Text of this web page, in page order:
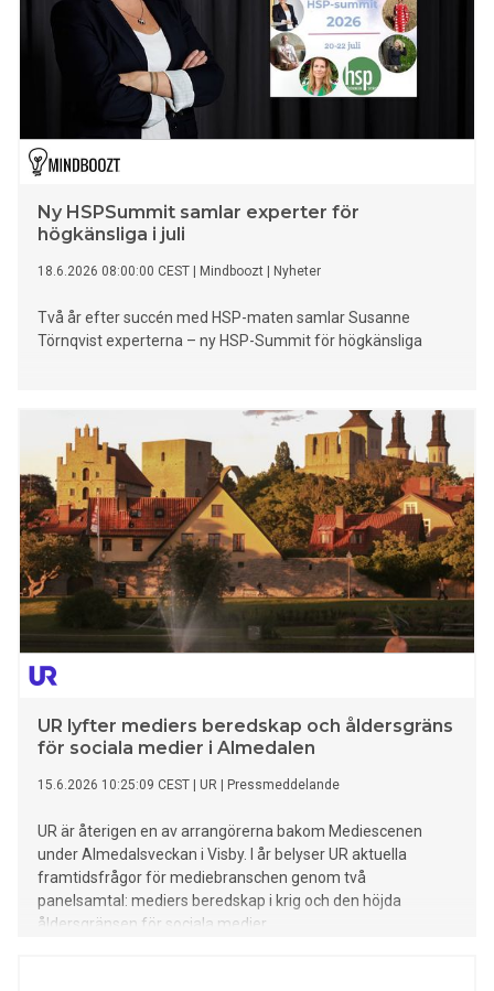
Ny HSPSummit samlar experter för
högkänsliga i juli
18.6.2026 08:00:00 CEST Mindboozt Nyheter
Två år efter succén med HSP-maten samlar Susanne
Törnqvist experterna – ny HSP-Summit för högkänsliga
UR lyfter mediers beredskap och åldersgräns
för sociala medier i Almedalen
15.6.2026 10:25:09 CEST UR Pressmeddelande
UR är återigen en av arrangörerna bakom Mediescenen
under Almedalsveckan i Visby. I år belyser UR aktuella
framtidsfrågor för mediebranschen genom två
panelsamtal: mediers beredskap i krig och den höjda
åldersgränsen för sociala medier.